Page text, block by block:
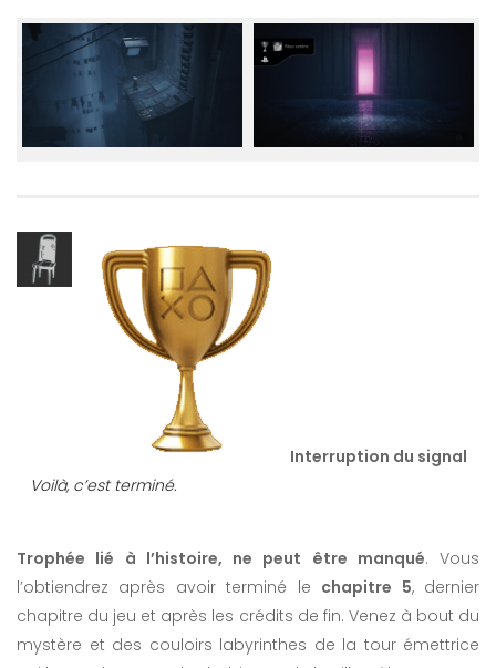
Interruption du signal
Voilà, c’est terminé.
Trophée lié à l’histoire, ne peut être manqué. Vous
l’obtiendrez après avoir terminé le chapitre 5, dernier
chapitre du jeu et après les crédits de fin. Venez à bout du
mystère et des couloirs labyrinthes de la tour émettrice